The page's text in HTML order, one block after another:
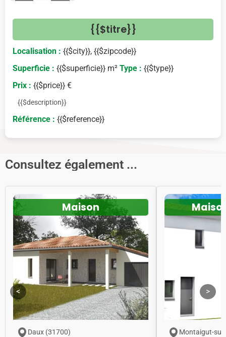
{{$titre}}
Localisation : {{$city}}, {{$zipcode}}
Superficie : {{$superficie}} m² Type : {{$type}}
Prix : {{$price}} €
{{$description}}
Référence : {{$reference}}
Consultez également ...
<
Maison
Daux (31700) Montaigut-
>